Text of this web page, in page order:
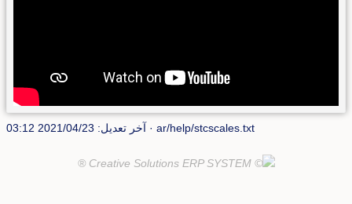
ar/help/stcscales.txt · آخر تعديل: 2021/04/23 03:12